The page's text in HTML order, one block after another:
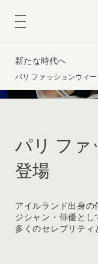
新たな時代へ
パリ ファッションウィ
パリ ファ
登場
アイルランド出身
ジシャン・俳優とし
多くのセレブリティ